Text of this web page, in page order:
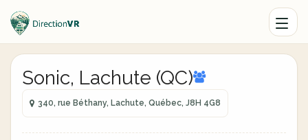
Sonic, Lachute (QC)
340, rue Béthany, Lachute, Québec, J8H 4G8